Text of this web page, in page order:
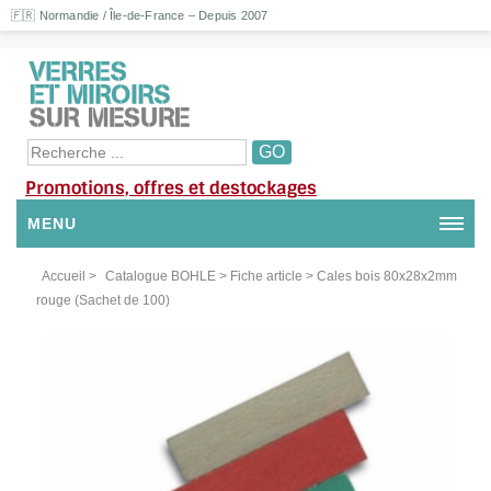
🇫🇷 Normandie / Île-de-France – Depuis 2007
Promotions, offres et destockages
MENU
NOUS CONTACTER
SUIVI DE COMMANDE
Accueil > Catalogue BOHLE > Fiche article > Cales bois 80x28x2mm
rouge (Sachet de 100)